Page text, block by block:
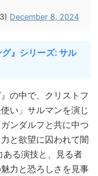
December 8, 2024
グ』シリーズ: サル
の中で、クリストフ
い」サルマンを演じ
ンダルフと共に中つ
と欲望に囚われて闇
ある演技と、見る者
力と恐ろしさを見事